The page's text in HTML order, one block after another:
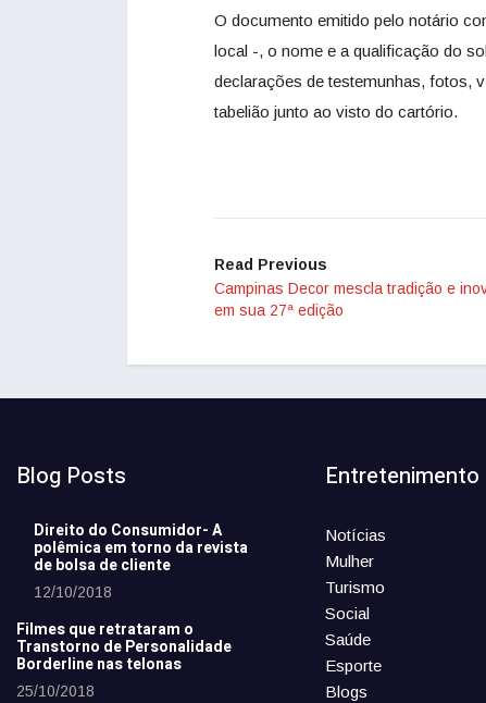
O documento emitido pelo notário
local -, o nome e a qualificação do
declarações de testemunhas, fotos,
tabelião junto ao visto do cartório.
Read Previous
Campinas Decor mescla tradição e
em sua 27ª edição
Blog Posts
Direito do Consumidor- A
polêmica em torno da revista
de bolsa de cliente
12/10/2018
Filmes que retrataram o
Transtorno de Personalidade
Borderline nas telonas
25/10/2018
Entretenimento
Notícias
Mulher
Turismo
Social
Saúde
Esporte
Blogs